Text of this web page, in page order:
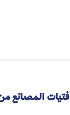
فتيات المصانع